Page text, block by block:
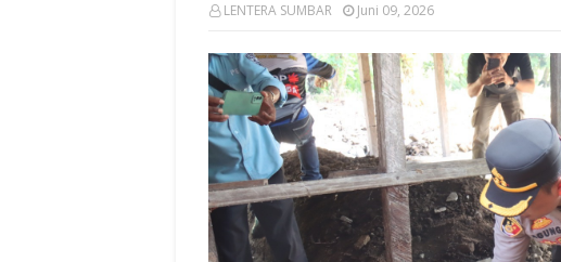
LENTERA SUMBAR Juni 09, 2026